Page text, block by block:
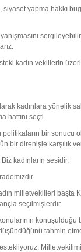
yapma hakkı
kadın vekillerin
kadınlara yönelik
hattını seçti.
bir sonucu
bir direnişle karşılık
kadınların sesidir.
milletvekilleri başta
seçilmişlerdir.
tahmin